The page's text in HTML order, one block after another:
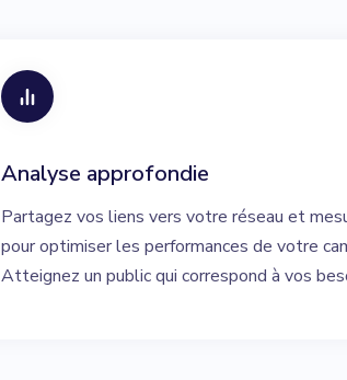
Analyse approfondie
Partagez vos liens vers votre réseau et
pour optimiser les performances de votre
Atteignez un public qui correspond à vos